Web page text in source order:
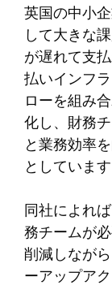
英国の中小
して大きな
が遅れて支
払いインフ
ローを組み
化し、財務
と業務効率
としています
同社によれ
務チームが
削減しなが
ーアップア